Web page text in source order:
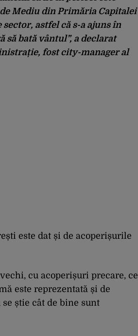
Mediu din Primăria Capitalei
astfel că s-a ajuns în
bată vântul”, a declarat
fost city-manager al
este dat și de acoperișurile
cu acoperișuri precare, ce
este reprezentată și de
știe cât de bine sunt